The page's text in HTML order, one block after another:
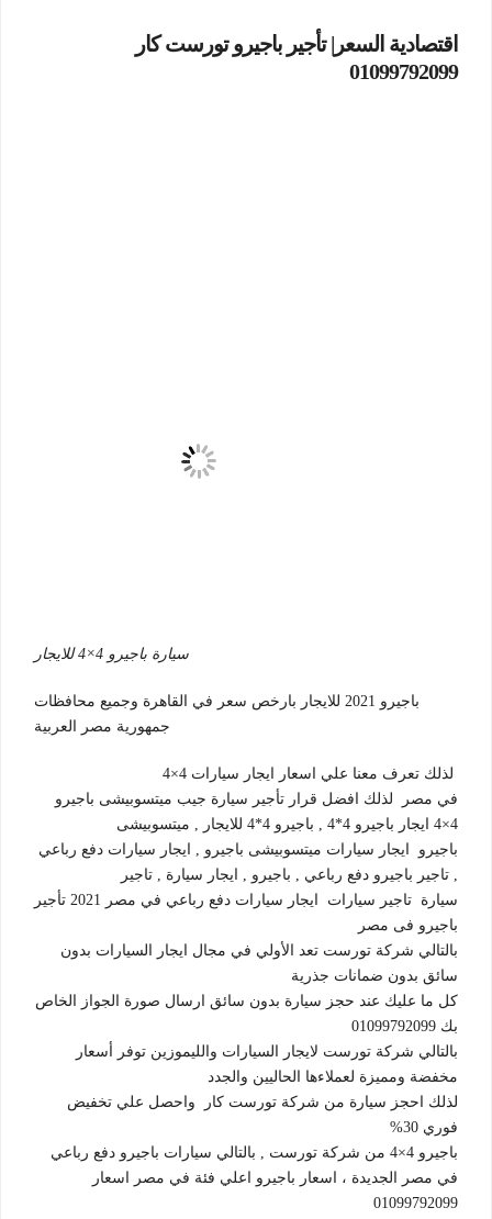
اقتصادية السعر| تأجير باجيرو تورست كار
01099792099
سيارة باجيرو 4×4 للايجار
باجيرو 2021 للايجار بارخص سعر في القاهرة وجميع محافظات
جمهورية مصر العربية
لذلك تعرف معنا علي اسعار ايجار سيارات 4×4
في مصر لذلك افضل قرار تأجير سيارة جيب ميتسوبيشى باجيرو
4×4 ايجار باجيرو 4*4 , باجيرو 4*4 للايجار , ميتسوبيشى
باجيرو ايجار سيارات ميتسوبيشى باجيرو , ايجار سيارات دفع رباعي
, تاجير باجيرو دفع رباعي , باجيرو , ايجار سيارة , تاجير
سيارة تاجير سيارات ايجار سيارات دفع رباعي في مصر 2021 تأجير
باجيرو فى مصر
بالتالي شركة تورست تعد الأولي في مجال ايجار السيارات بدون
سائق بدون ضمانات جذرية
كل ما عليك عند حجز سيارة بدون سائق ارسال صورة الجواز الخاص
بك 01099792099
بالتالي شركة تورست لايجار السيارات والليموزين توفر أسعار
مخفضة ومميزة لعملاءها الحاليين والجدد
لذلك احجز سيارة من شركة تورست كار واحصل علي تخفيض
فوري 30%
باجيرو 4×4 من شركة تورست , بالتالي سيارات باجيرو دفع رباعي
في مصر الجديدة ، اسعار باجيرو اعلي فئة في مصر اسعار
01099792099